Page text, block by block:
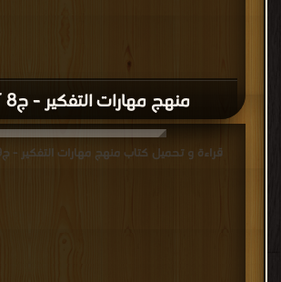
منهج مهارات التفكير - ج8 PDF
قراءة و تحميل كتاب منهج مهارات التفكير - ج9 PDF مجانا